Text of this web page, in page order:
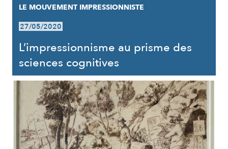
LE MOUVEMENT IMPRESSIONNISTE
27/05/2020
L’impressionnisme au prisme des
sciences cognitives